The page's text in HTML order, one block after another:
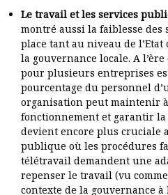
Le travail et les services
montré aussi la faiblesse
place tant au niveau de
la gouvernance locale. A
pour plusieurs entreprises
pourcentage du personnel
organisation peut maintenir
fonctionnement et garantir
devient encore plus cruciale
publique où les procédures
télétravail demandent une
repenser le travail (vu
contexte de la gouvernance à